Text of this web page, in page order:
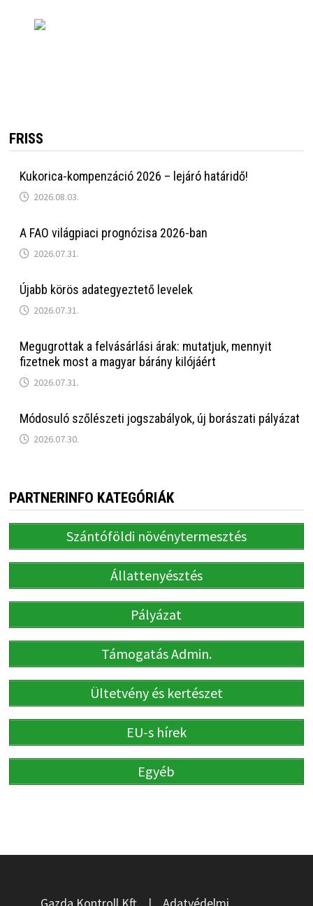
FRISS
Kukorica-kompenzáció 2026 – lejáró határidő!
2026.08.03.
A FAO világpiaci prognózisa 2026-ban
2026.07.31.
Újabb körös adategyeztető levelek
2026.07.31.
Megugrottak a felvásárlási árak: mutatjuk, mennyit
fizetnek most a magyar bárány kilójáért
2026.07.31.
Módosuló szőlészeti jogszabályok, új borászati pályázat
2026.07.30.
PARTNERINFO KATEGÓRIÁK
Szántóföldi növénytermesztés
Állattenyésztés
Pályázat
Támogatás Admin.
Ültetvény és kertészet
EU-s hírek
Egyéb